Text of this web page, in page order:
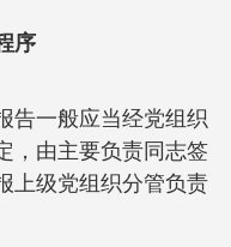
序
一般应当经党组织
，由主要负责同志签
上级党组织分管负责